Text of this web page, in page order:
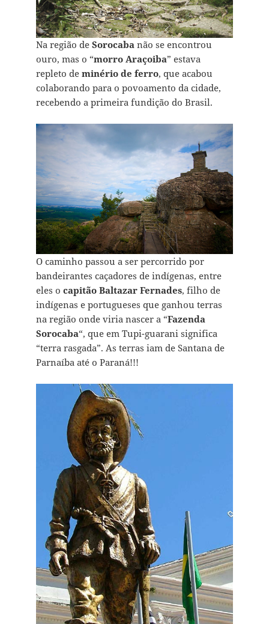
Na região de Sorocabanão se encontrou
ouro, mas o “morro Araçoiba” estava
repleto de minério de ferro, que acabou
colaborando para o povoamento da cidade,
recebendo a primeira fundição do Brasil.
O caminho passou a ser percorrido por
bandeirantes caçadores de indígenas, entre
eles o capitão Baltazar Fernades, filho de
indígenas e portugueses que ganhou terras
na região onde viria nascer a “Fazenda
Sorocaba“, que em Tupi-guarani significa
“terra rasgada”. As terras iam de Santana de
Parnaíba até o Paraná!!!